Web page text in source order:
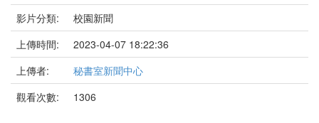
影片分類:
校園新聞
上傳時間:
2023-04-07 18:22:36
上傳者:
秘書室新聞中心
觀看次數:
1306